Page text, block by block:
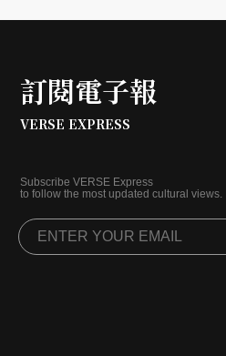
訂閱電子報
VERSE EXPRESS
Subscribe VERSE Express
to follow the most updated cultural views.